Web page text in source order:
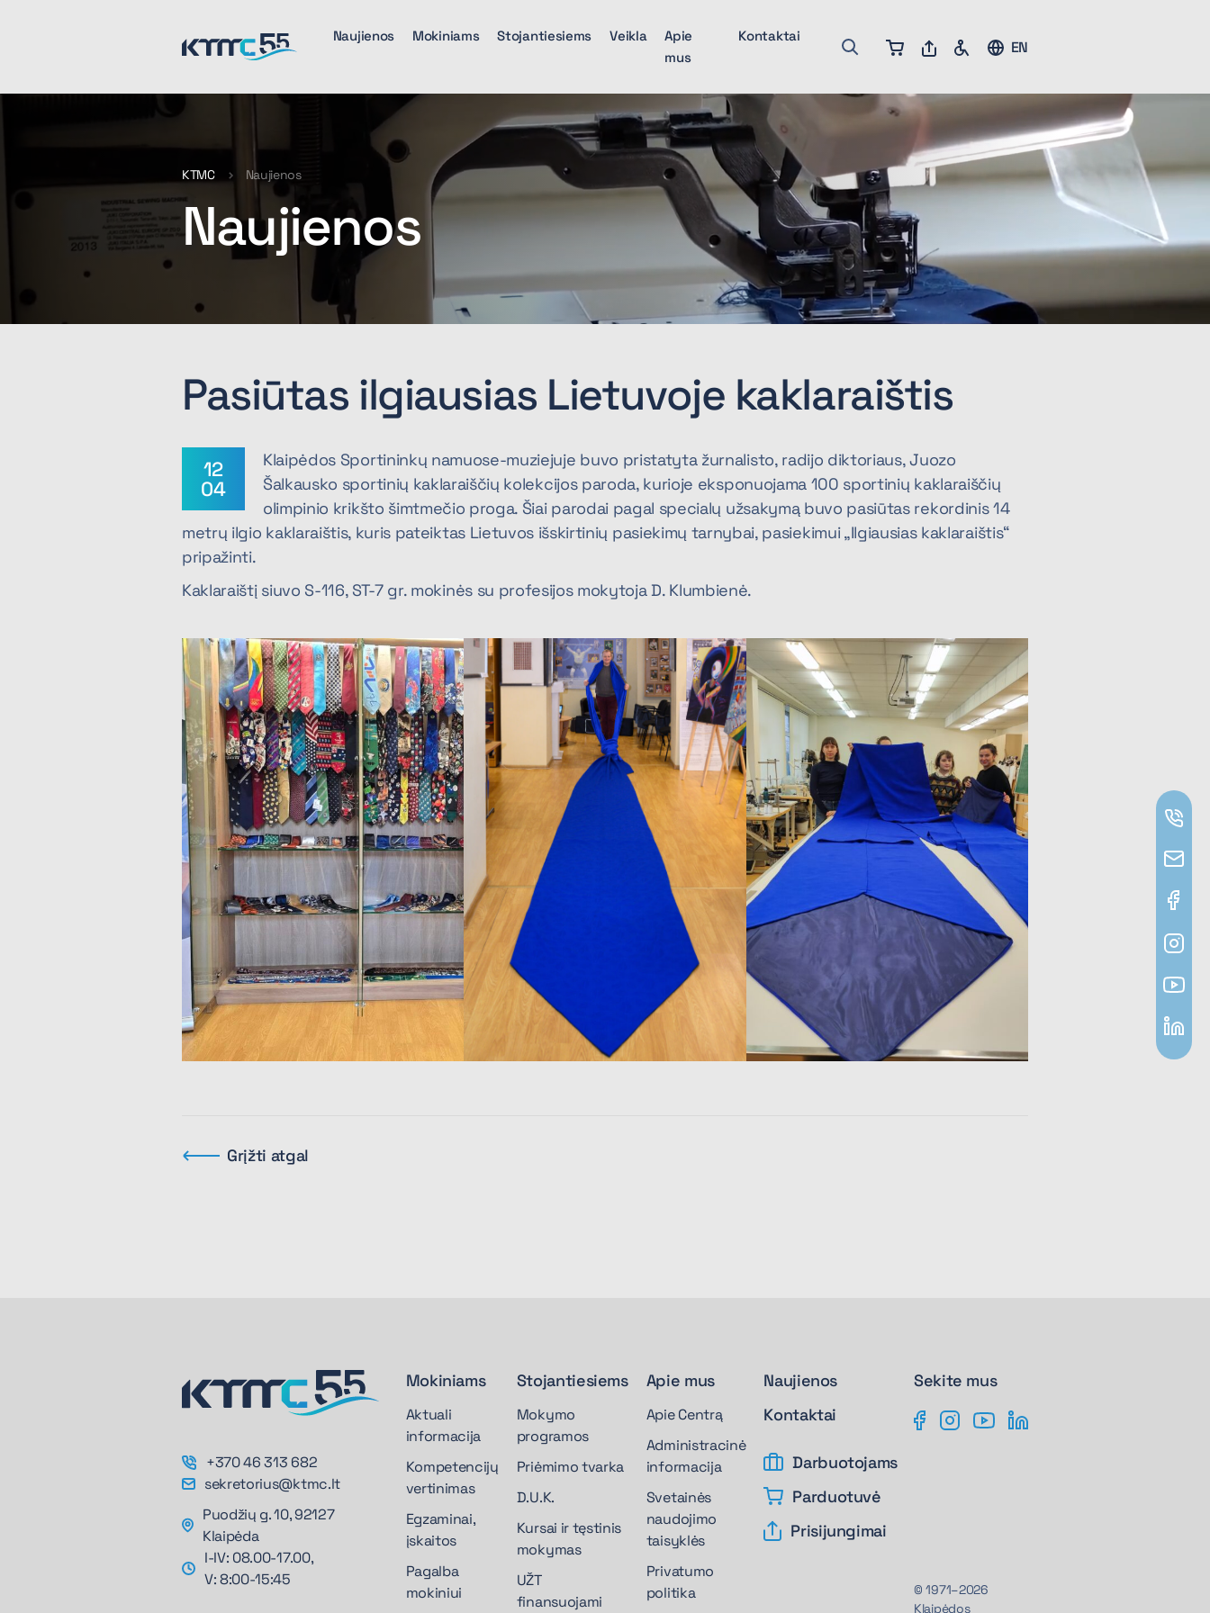
Naujienos Mokiniams Stojantiesiems Veikla
Apie
mus
Kontaktai
EN
KTMC Naujienos
Naujienos
Pasiūtas ilgiausias Lietuvoje kaklaraištis
12
04
Klaipėdos Sportininkų namuose-muziejuje buvo pristatyta žurnalisto, radijo diktoriaus, Juozo
Šalkausko sportinių kaklaraiščių kolekcijos paroda, kurioje eksponuojama 100 sportinių kaklaraiščių
olimpinio krikšto šimtmečio proga. Šiai parodai pagal specialų užsakymą buvo pasiūtas rekordinis 14
metrų ilgio kaklaraištis, kuris pateiktas Lietuvos išskirtinių pasiekimų tarnybai, pasiekimui „Ilgiausias kaklaraištis“
pripažinti.
Kaklaraištį siuvo S-116, ST-7 gr. mokinės su profesijos mokytoja D. Klumbienė.
Grįžti atgal
+370 46 313 682
sekretorius@ktmc.lt
Puodžių g. 10, 92127
Klaipėda
I-IV: 08.00-17.00,
V: 8:00-15:45
Mokiniams
Aktuali
informacija
Kompetencijų
vertinimas
Egzaminai,
įskaitos
Pagalba
mokiniui
Stojantiesiems
Mokymo
programos
Priėmimo tvarka
D.U.K.
Kursai ir tęstinis
mokymas
UŽT
finansuojami
Apie mus
Apie Centrą
Administracinė
informacija
Svetainės
naudojimo
taisyklės
Privatumo
politika
Naujienos
Kontaktai
Darbuotojams
Parduotuvė
Prisijungimai
Sekite mus
© 1971–2026
Klaipėdos